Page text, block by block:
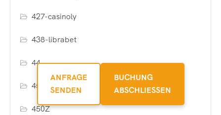
427-casinoly
438-librabet
44
45 Luxury Casino Canada – EMD S
450Z
ANFRAGE
SENDEN
BUCHUNG
ABSCHLIESSEN